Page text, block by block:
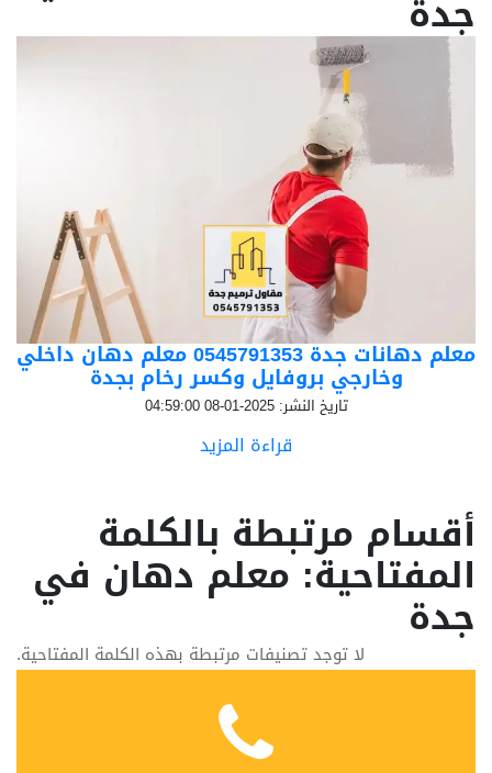
جدة
معلم دهانات جدة 0545791353 معلم دهان داخلي
وخارجي بروفايل وكسر رخام بجدة
تاريخ النشر: 2025-01-08 04:59:00
قراءة المزيد
أقسام مرتبطة بالكلمة
المفتاحية: معلم دهان في
جدة
لا توجد تصنيفات مرتبطة بهذه الكلمة المفتاحية.